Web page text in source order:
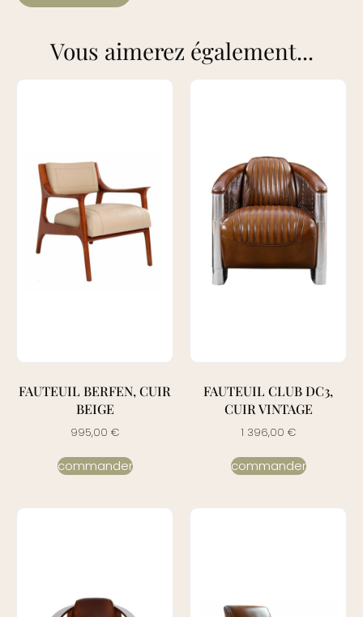
Vous aimerez également...
FAUTEUIL BERFEN, CUIR
BEIGE
995,00 €
commander
FAUTEUIL CLUB DC3,
CUIR VINTAGE
1 396,00 €
commander